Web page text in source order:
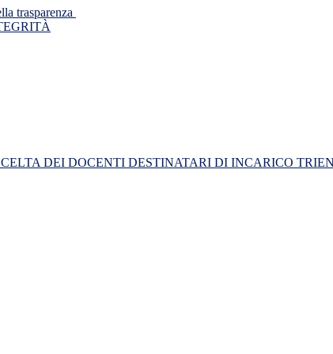
trasparenza
DEI DOCENTI DESTINATARI DI INCARICO